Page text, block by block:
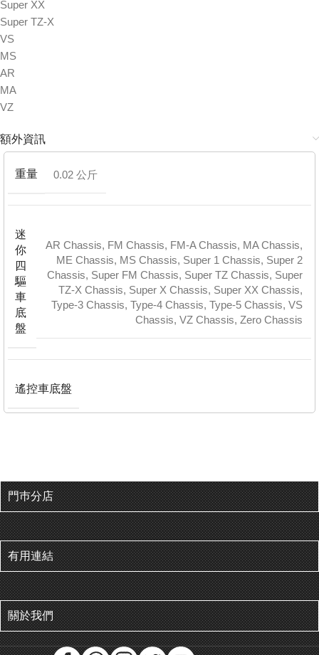
Super XX
Super TZ-X
VS
MS
AR
MA
VZ
額外資訊
重量 0.02 公斤
迷
你
四
驅
車
底
盤
AR Chassis, FM Chassis, FM-A Chassis, MA Chassis,
ME Chassis, MS Chassis, Super 1 Chassis, Super 2
Chassis, Super FM Chassis, Super TZ Chassis, Super
TZ-X Chassis, Super X Chassis, Super XX Chassis,
Type-3 Chassis, Type-4 Chassis, Type-5 Chassis, VS
Chassis, VZ Chassis, Zero Chassis
遙控車底盤
門巿分店
有用連結
關於我們